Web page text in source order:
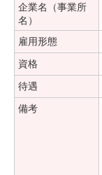
企業名（事業所
名）
雇用形態
資格
待遇
備考